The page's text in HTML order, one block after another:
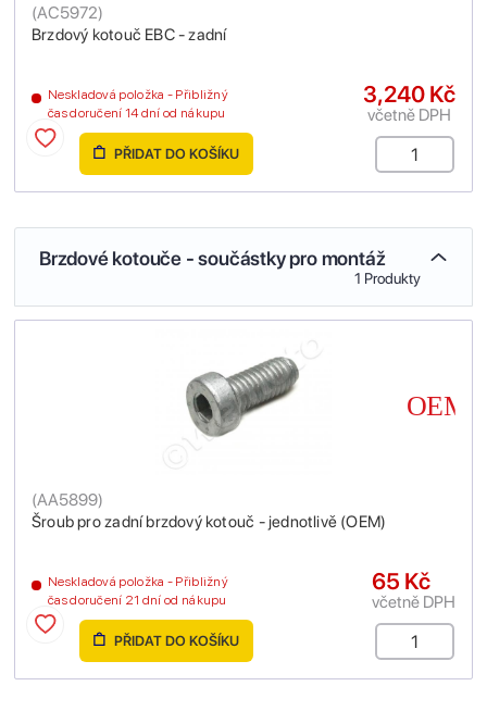
Brzdový kotouč EBC - zadní
(AC5972)
Neskladová položka - Přibližný
čas doručení 14 dní od nákupu
3,240 Kč
včetně DPH
PŘIDAT DO KOŠÍKU
Brzdové kotouče - součástky pro montáž
1 Produkty
Šroub pro zadní brzdový kotouč - jednotlivě (OEM)
(AA5899)
Neskladová položka - Přibližný
čas doručení 21 dní od nákupu
65 Kč
včetně DPH
PŘIDAT DO KOŠÍKU